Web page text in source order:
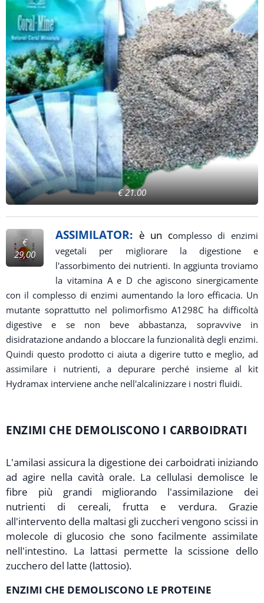
€ 21.00
€
29,00
ASSIMILATOR: è un complesso di enzimi
vegetali per migliorare la digestione e
l'assorbimento dei nutrienti. In aggiunta troviamo
la vitamina A e D che agiscono sinergicamente
con il complesso di enzimi aumentando la loro efficacia. Un
mutante soprattutto nel polimorfismo A1298C ha difficoltà
digestive e se non beve abbastanza, sopravvive in
disidratazione andando a bloccare la funzionalità degli enzimi.
Quindi questo prodotto ci aiuta a digerire tutto e meglio, ad
assimilare i nutrienti, a depurare perché insieme al kit
Hydramax interviene anche nell'alcalinizzare i nostri fluidi.
ENZIMI CHE DEMOLISCONO I CARBOIDRATI
L'amilasi assicura la digestione dei carboidrati iniziando
ad agire nella cavità orale. La cellulasi demolisce le
fibre più grandi migliorando l'assimilazione dei
nutrienti di cereali, frutta e verdura. Grazie
all'intervento della maltasi gli zuccheri vengono scissi in
molecole di glucosio che sono facilmente assimilate
nell'intestino. La lattasi permette la scissione dello
zucchero del latte (lattosio).
ENZIMI CHE DEMOLISCONO LE PROTEINE